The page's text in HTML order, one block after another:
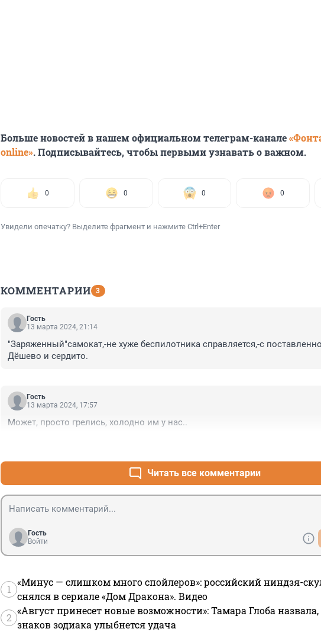
Больше новостей в нашем официальном телеграм-канале
online». Подписывайтесь, чтобы первыми узнавать о важном.
0 0 0 0
Увидели опечатку? Выделите фрагмент и нажмите Ctrl+Enter
КОММЕНТАРИИ 3
Гость
13 марта 2024, 21:14
"Заряженный"самокат,-не хуже беспилотника справляется,-с
Дёшево и сердито.
Гость
13 марта 2024, 17:57
Может, просто грелись, холодно им у нас..
Читать все комментарии
Гость
Войти
1
«Минус — слишком много спойлеров»: российский ниндзя-
снялся в сериале «Дом Дракона». Видео
2
«Август принесет новые возможности»: Тамара Глоба
знаков зодиака улыбнется удача